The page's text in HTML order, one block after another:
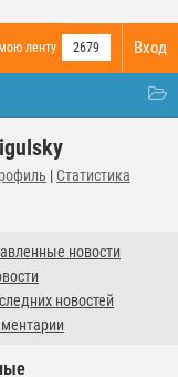
Вход
ленту 2679
| Статистика
новости
новостей